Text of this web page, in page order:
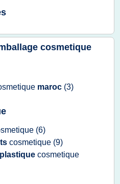
cosmetique
maroc (3)
(6)
cosmetique (9)
plastique cosmetique